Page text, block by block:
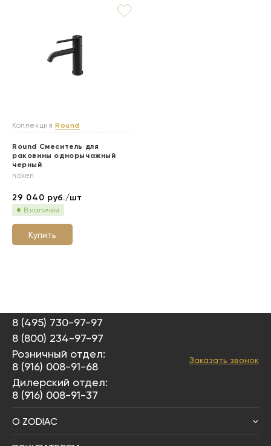
Коллекция Round
Round Смеситель для
раковины однорычажный
черный
noken
29 040 руб./шт
В наличии
Купить
8 (495) 730-97-97
8 (800) 234-97-97
Розничный отдел:
8 (916) 008-91-68
Дилерский отдел:
8 (916) 008-91-37
Заказать звонок
О ZODIAC